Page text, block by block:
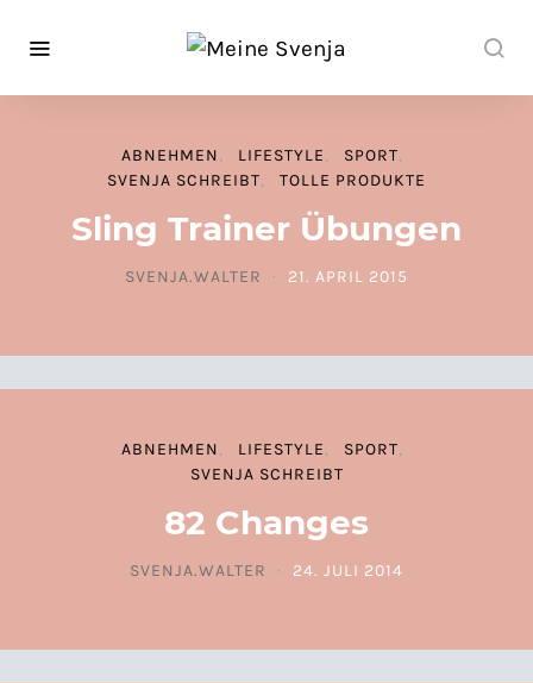
ABNEHMEN LIFESTYLE
SPORT
SVENJA SCHREIBT
TOLLE PRODUKTE
Sling Trainer Übungen
SVENJA.WALTER
POSTED ON
21. APRIL 2015
ABNEHMEN LIFESTYLE
SPORT
SVENJA SCHREIBT
82 Changes
SVENJA.WALTER
POSTED ON
24. JULI 2014